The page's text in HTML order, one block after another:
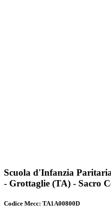
Scuola d'Infanzia
- Grottaglie (TA) - Sacro
Codice Mecc: TA1A00800D